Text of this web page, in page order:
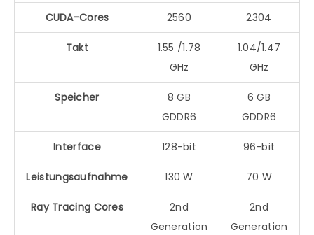
CUDA-Cores 2560 2304
Takt
1.55 /1.78
GHz
1.04/1.47
GHz
Speicher
8 GB
GDDR6
6 GB
GDDR6
Interface 128-bit 96-bit
Leistungsaufnahme 130 W 70 W
Ray Tracing Cores
2nd
Generation
2nd
Generation